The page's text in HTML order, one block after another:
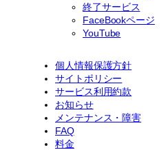
終了サービス
FaceBookページ
YouTube
個人情報保護方針
サイトポリシー
サービス利用約款
お知らせ
メンテナンス・障害
FAQ
料金